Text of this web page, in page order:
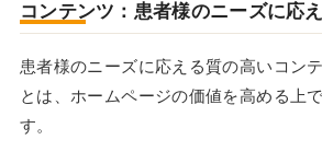
コンテンツ：患者様のニーズに応
患者様のニーズに応える質の高いコン
とは、ホームページの価値を高める上
す。